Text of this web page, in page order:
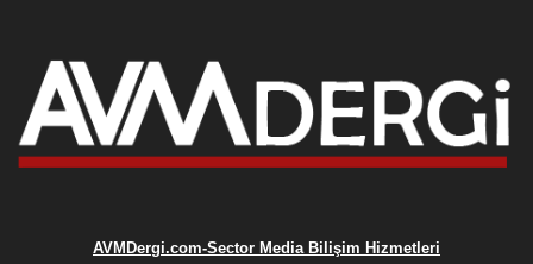
AVMDergi.com-Sector Media Bilişim Hizmetleri